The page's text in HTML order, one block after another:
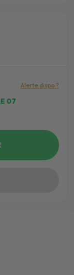
07
Alerte dispo ?